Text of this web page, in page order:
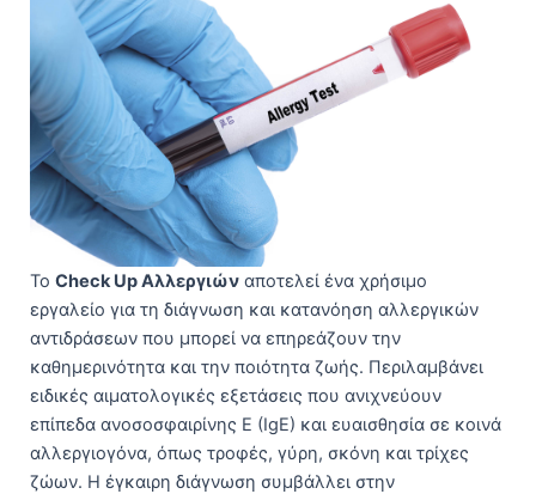
Το Check Up Αλλεργιών αποτελεί ένα χρήσιμο
εργαλείο για τη διάγνωση και κατανόηση αλλεργικών
αντιδράσεων που μπορεί να επηρεάζουν την
καθημερινότητα και την ποιότητα ζωής. Περιλαμβάνει
ειδικές αιματολογικές εξετάσεις που ανιχνεύουν
επίπεδα ανοσοσφαιρίνης E (IgE) και ευαισθησία σε κοινά
αλλεργιογόνα, όπως τροφές, γύρη, σκόνη και τρίχες
ζώων. Η έγκαιρη διάγνωση συμβάλλει στην